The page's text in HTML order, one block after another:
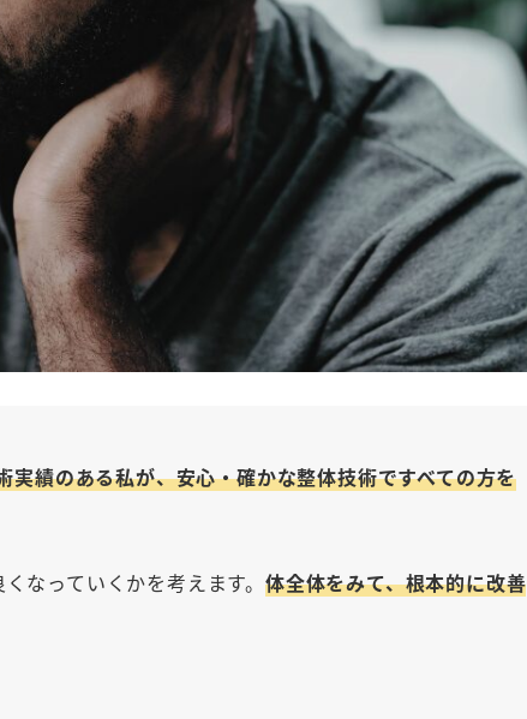
績のある私が、安心・確かな整体技術ですべての方を
なっていくかを考えます。 体全体をみて、根本的に改善